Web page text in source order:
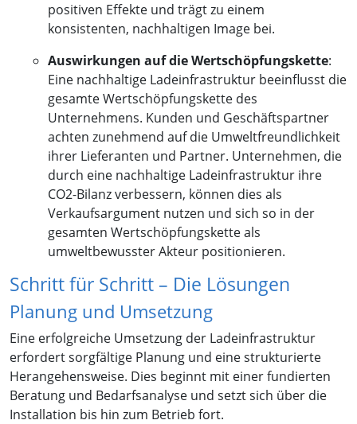
positiven Effekte und trägt zu einem
konsistenten, nachhaltigen Image bei.
Auswirkungen auf die Wertschöpfungskette:
Eine nachhaltige Ladeinfrastruktur beeinflusst die
gesamte Wertschöpfungskette des
Unternehmens. Kunden und Geschäftspartner
achten zunehmend auf die Umweltfreundlichkeit
ihrer Lieferanten und Partner. Unternehmen, die
durch eine nachhaltige Ladeinfrastruktur ihre
CO2-Bilanz verbessern, können dies als
Verkaufsargument nutzen und sich so in der
gesamten Wertschöpfungskette als
umweltbewusster Akteur positionieren.
Schritt für Schritt – Die Lösungen
Planung und Umsetzung
Eine erfolgreiche Umsetzung der Ladeinfrastruktur
erfordert sorgfältige Planung und eine strukturierte
Herangehensweise. Dies beginnt mit einer fundierten
Beratung und Bedarfsanalyse und setzt sich über die
Installation bis hin zum Betrieb fort.